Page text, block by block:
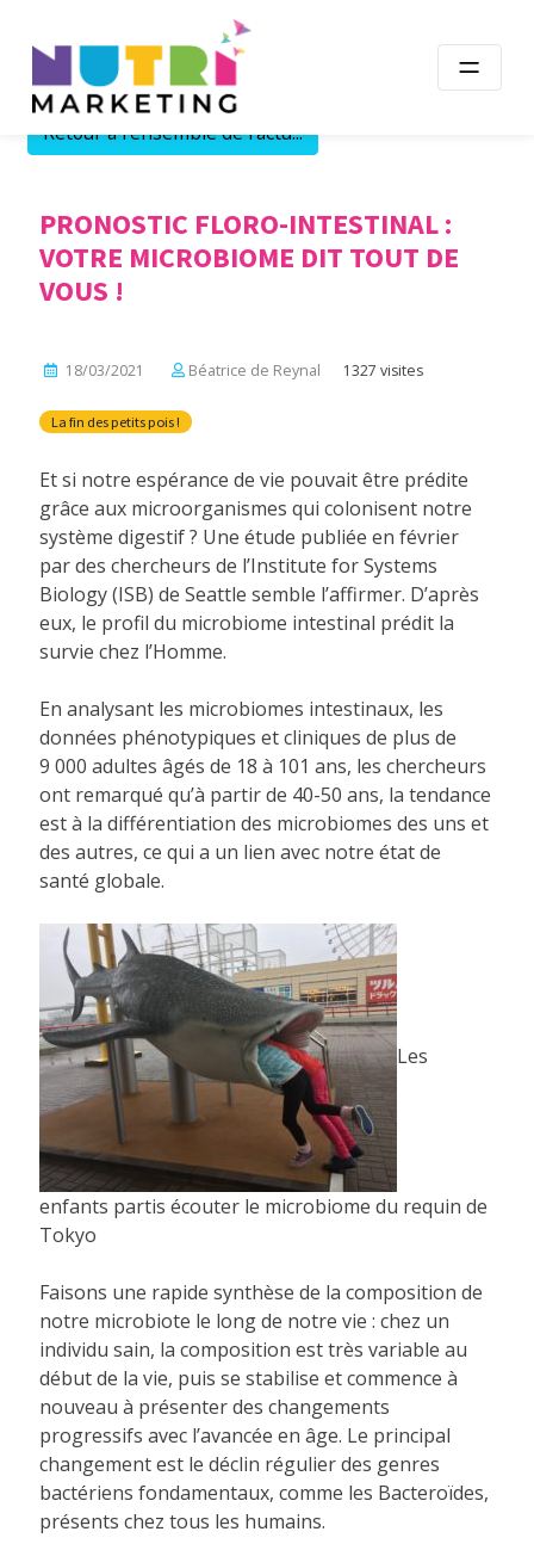
Retour à l'ensemble de l'actu...
PRONOSTIC FLORO-INTESTINAL :
VOTRE MICROBIOME DIT TOUT DE
VOUS !
18/03/2021 Béatrice de Reynal 1327 visites
La fin des petits pois !
Et si notre espérance de vie pouvait être prédite
grâce aux microorganismes qui colonisent notre
système digestif ? Une étude publiée en février
par des chercheurs de l’Institute for Systems
Biology (ISB) de Seattle semble l’affirmer. D’après
eux, le profil du microbiome intestinal prédit la
survie chez l’Homme.
En analysant les microbiomes intestinaux, les
données phénotypiques et cliniques de plus de
9 000 adultes âgés de 18 à 101 ans, les chercheurs
ont remarqué qu’à partir de 40-50 ans, la tendance
est à la différentiation des microbiomes des uns et
des autres, ce qui a un lien avec notre état de
santé globale.
Les
enfants partis écouter le microbiome du requin de
Tokyo
Faisons une rapide synthèse de la composition de
notre microbiote le long de notre vie : chez un
individu sain, la composition est très variable au
début de la vie, puis se stabilise et commence à
nouveau à présenter des changements
progressifs avec l’avancée en âge. Le principal
changement est le déclin régulier des genres
bactériens fondamentaux, comme les Bacteroïdes,
présents chez tous les humains.